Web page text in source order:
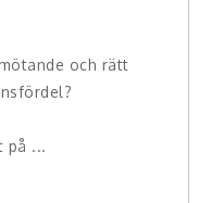
och rätt
på ...